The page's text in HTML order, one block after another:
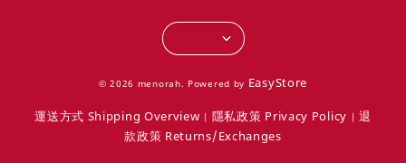
© 2026 menorah. Powered by EasyStore
運送方式 Shipping Overview | 隱私政策 Privacy Policy |退
款政策 Returns/Exchanges